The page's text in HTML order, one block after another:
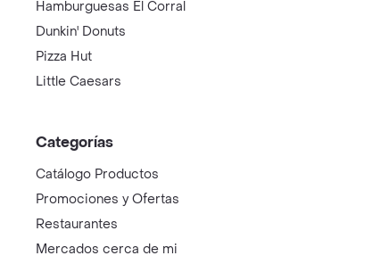
Hamburguesas El Corral
Dunkin' Donuts
Pizza Hut
Little Caesars
Categorías
Catálogo Productos
Promociones y Ofertas
Restaurantes
Mercados cerca de mi